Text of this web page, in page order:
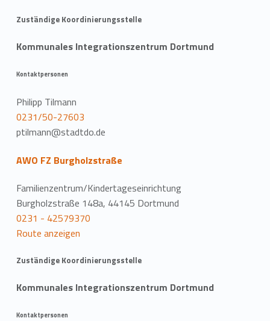
Zuständige Koordinierungsstelle
Kommunales Integrationszentrum Dortmund
Kontaktpersonen
Philipp Tilmann
0231/50-27603
ptilmann@stadtdo.de
AWO FZ Burgholzstraße
Familienzentrum/Kindertageseinrichtung
Burgholzstraße 148a, 44145 Dortmund
0231 - 42579370
Route anzeigen
Zuständige Koordinierungsstelle
Kommunales Integrationszentrum Dortmund
Kontaktpersonen